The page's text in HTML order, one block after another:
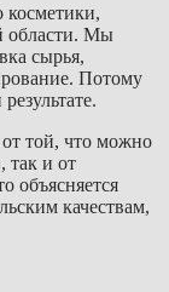
косметики,
области. Мы
сырья,
Потому
от той, что можно
так и от
объясняется
качествам,